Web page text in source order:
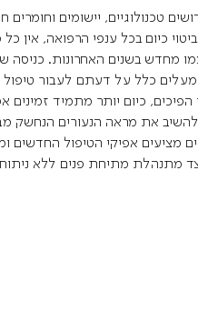
טכנולוגיים, יישומים
כיום בכל ענפי הרפואה, אין
בשנים האחרונות. כניסה
כלל על דעתם לעבור טיפול
כיום יותר מתמיד זמינים
את מראה הנעורים הנחשק
מציעים אפיקי הטיפול החדשים
מתנהלת מתיחת פנים ללא